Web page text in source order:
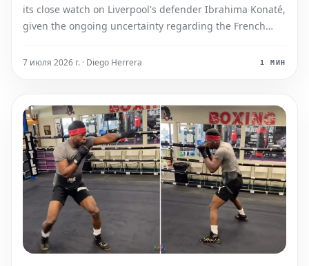
its close watch on Liverpool's defender Ibrahima Konaté,
given the ongoing uncertainty regarding the French
talkSPORT indicate that the Spanish club is closely
7 июля 2026 г. · Diego Herrera 1 МИН